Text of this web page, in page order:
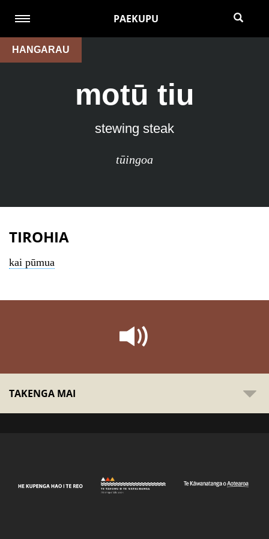
PAEKUPU
HANGARAU
motū tiu
stewing steak
tūingoa
TIROHIA
kai pūmua
TAKENGA MAI